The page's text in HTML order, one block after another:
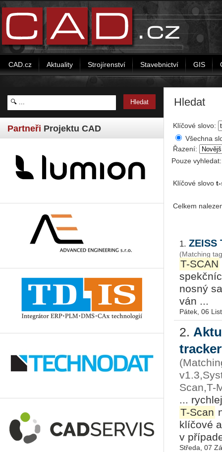
CAD.cz Aktuality Strojírenství Stavebnictví GIS
Partneři Projektu CAD
Hledat
Klíčové slovo:
Všechna
Řazení:
Pouze
Klíčové slovo
Celkem
1. ZEISS
(Matching
T-SCAN
nos­ný
ván ...
Pátek, 06
2.
Scan,T-
...
T-Scan
klíčové
v
Středa, 07